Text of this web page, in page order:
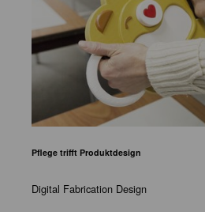
Pflege trifft Produktdesign
Digital Fabrication Design